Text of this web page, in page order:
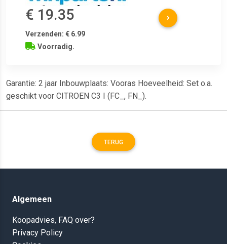
€ 19.35
Verzenden: € 6.99
Voorradig.
Garantie: 2 jaar Inbouwplaats: Vooras Hoeveelheid: Set o.a.
geschikt voor CITROEN C3 I (FC_, FN_).
TERUG
Algemeen
Koopadvies, FAQ over?
Privacy Policy